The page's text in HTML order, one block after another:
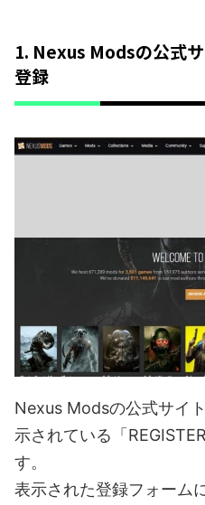
1. Nexus Modsの公式
登録
Nexus Modsの公式サイ
示されている「
す。
表示された登録フォーム